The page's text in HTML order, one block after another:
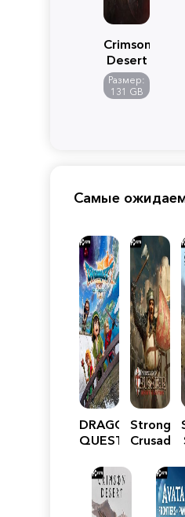
Crimson
Desert
Размер:
131 GB
Самые
DRAGON
QUEST
ReimaginedEdition